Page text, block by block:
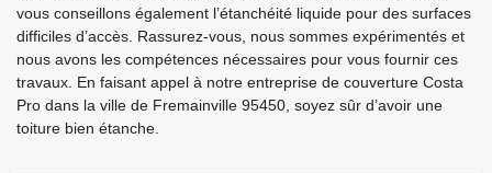
vous conseillons également l’étanchéité liquide pour des surfaces
difficiles d’accès. Rassurez-vous, nous sommes expérimentés et
nous avons les compétences nécessaires pour vous fournir ces
travaux. En faisant appel à notre entreprise de couverture Costa
Pro dans la ville de Fremainville 95450, soyez sûr d’avoir une
toiture bien étanche.